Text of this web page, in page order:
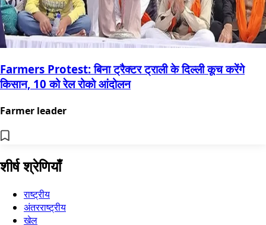
Farmers Protest: बिना ट्रैक्टर ट्राली के दिल्ली कूच करेंगे
किसान, 10 को रेल रोको आंदोलन
Farmer leader
शीर्ष श्रेणियाँ
राष्ट्रीय
अंतरराष्ट्रीय
खेल